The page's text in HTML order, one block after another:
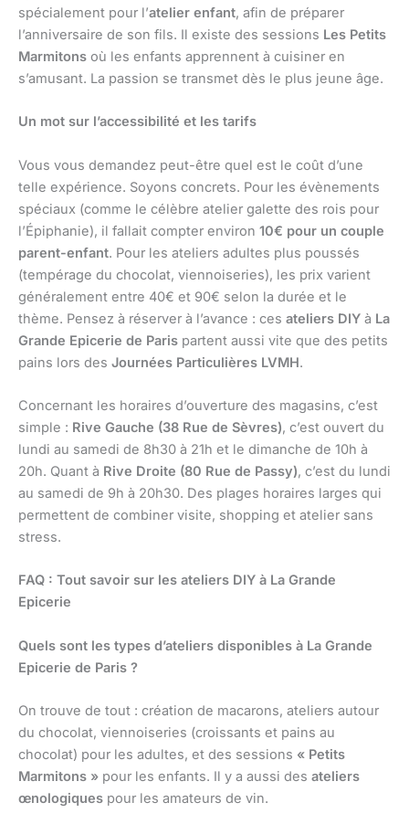
spécialement pour l’atelier enfant, afin de préparer
l’anniversaire de son fils. Il existe des sessions Les Petits
Marmitons où les enfants apprennent à cuisiner en
s’amusant. La passion se transmet dès le plus jeune âge.
Un mot sur l’accessibilité et les tarifs
Vous vous demandez peut-être quel est le coût d’une
telle expérience. Soyons concrets. Pour les évènements
spéciaux (comme le célèbre atelier galette des rois pour
l’Épiphanie), il fallait compter environ 10€ pour un couple
parent-enfant. Pour les ateliers adultes plus poussés
(tempérage du chocolat, viennoiseries), les prix varient
généralement entre 40€ et 90€ selon la durée et le
thème. Pensez à réserver à l’avance : ces ateliers DIY à La
Grande Epicerie de Paris partent aussi vite que des petits
pains lors des Journées Particulières LVMH.
Concernant les horaires d’ouverture des magasins, c’est
simple : Rive Gauche (38 Rue de Sèvres), c’est ouvert du
lundi au samedi de 8h30 à 21h et le dimanche de 10h à
20h. Quant à Rive Droite (80 Rue de Passy), c’est du lundi
au samedi de 9h à 20h30. Des plages horaires larges qui
permettent de combiner visite, shopping et atelier sans
stress.
FAQ : Tout savoir sur les ateliers DIY à La Grande
Epicerie
Quels sont les types d’ateliers disponibles à La Grande
Epicerie de Paris ?
On trouve de tout : création de macarons, ateliers autour
du chocolat, viennoiseries (croissants et pains au
chocolat) pour les adultes, et des sessions « Petits
Marmitons » pour les enfants. Il y a aussi des ateliers
œnologiques pour les amateurs de vin.